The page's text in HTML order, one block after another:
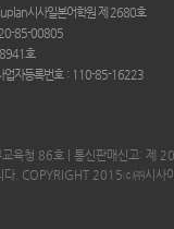
시사일본어학원 제 2680호
85-00805
8941호
업자등록번호
110-85-16223
육청 86호 | 통신판매신고: 제
. COPYRIGHT 2015ⓒ㈜시사